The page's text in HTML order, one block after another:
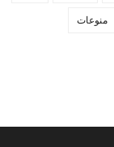
منوعات